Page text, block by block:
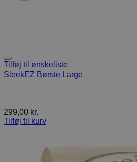
Tilføj til ønskeliste
SleekEZ Børste Large
299,00 kr.
Tilføj til kurv